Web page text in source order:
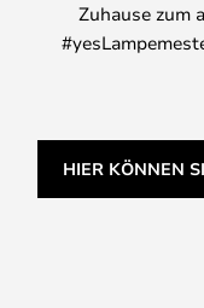
Zuhause zum
HIER KÖNNEN